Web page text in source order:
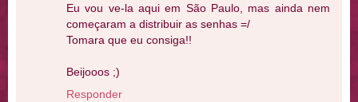
Eu vou ve-la aqui em São Paulo, mas ainda nem
começaram a distribuir as senhas =/
Tomara que eu consiga!!
Beijooos ;)
Responder